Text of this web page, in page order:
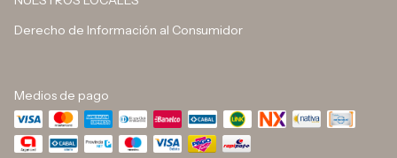
Derecho de Información al Consumidor
Medios de pago